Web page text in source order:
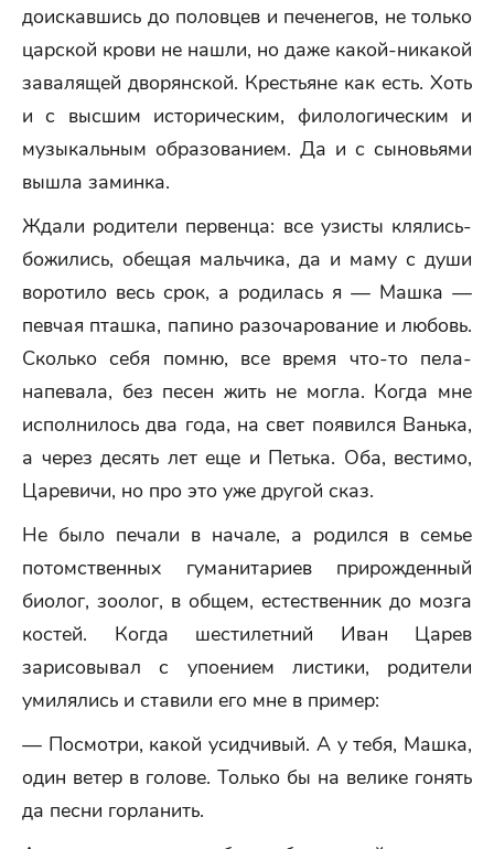
доискавшись до половцев и печенегов, не только
царской крови не нашли, но даже какой-никакой
завалящей дворянской. Крестьяне как есть. Хоть
и с высшим историческим, филологическим и
музыкальным образованием. Да и с сыновьями
вышла заминка.
Ждали родители первенца: все узисты клялись-
божились, обещая мальчика, да и маму с души
воротило весь срок, а родилась я — Машка —
певчая пташка, папино разочарование и любовь.
Сколько себя помню, все время что-то пела-
напевала, без песен жить не могла. Когда мне
исполнилось два года, на свет появился Ванька,
а через десять лет еще и Петька. Оба, вестимо,
Царевичи, но про это уже другой сказ.
Не было печали в начале, а родился в семье
потомственных гуманитариев прирожденный
биолог, зоолог, в общем, естественник до мозга
костей. Когда шестилетний Иван Царев
зарисовывал с упоением листики, родители
умилялись и ставили его мне в пример:
— Посмотри, какой усидчивый. А у тебя, Машка,
один ветер в голове. Только бы на велике гонять
да песни горланить.